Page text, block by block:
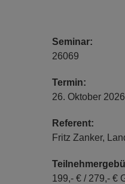
Seminar:
26069
Termin:
26. Oktober
Referent:
Fritz Zanker,
199,- € / 279,- €